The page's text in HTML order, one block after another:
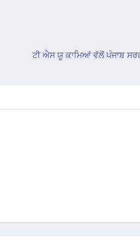
ਟੀ ਐਸ ਯੂ ਕਾਮਿਆਂ ਵੱਲੋਂ ਪੰਜਾਬ